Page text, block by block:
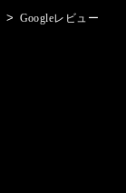
> Googleレビュー